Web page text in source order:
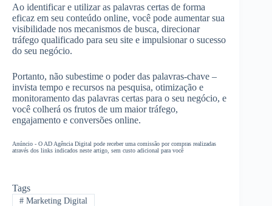
Ao identificar e utilizar as palavras certas de forma
eficaz em seu conteúdo online, você pode aumentar sua
visibilidade nos mecanismos de busca, direcionar
tráfego qualificado para seu site e impulsionar o sucesso
do seu negócio.
Portanto, não subestime o poder das palavras-chave –
invista tempo e recursos na pesquisa, otimização e
monitoramento das palavras certas para o seu negócio, e
você colherá os frutos de um maior tráfego,
engajamento e conversões online.
Anúncio - O AD Agência Digital pode receber uma comissão por compras realizadas
através dos links indicados neste artigo, sem custo adicional para você
Tags
#Marketing Digital